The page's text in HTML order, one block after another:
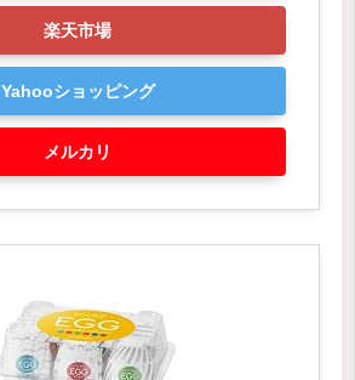
楽天市場
Yahooショッピング
メルカリ